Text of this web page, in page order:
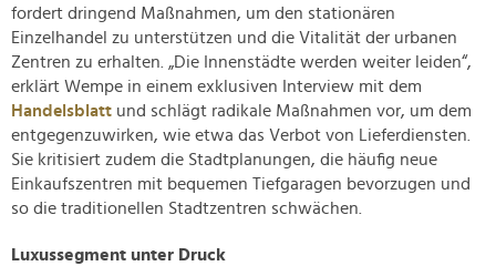
fordert dringend Maßnahmen, um den stationären
Einzelhandel zu unterstützen und die Vitalität der urbanen
Zentren zu erhalten. „Die Innenstädte werden weiter leiden“,
erklärt Wempe in einem exklusiven Interview mit dem
Handelsblatt und schlägt radikale Maßnahmen vor, um dem
entgegenzuwirken, wie etwa das Verbot von Lieferdiensten.
Sie kritisiert zudem die Stadtplanungen, die häufig neue
Einkaufszentren mit bequemen Tiefgaragen bevorzugen und
so die traditionellen Stadtzentren schwächen.
Luxussegment unter Druck